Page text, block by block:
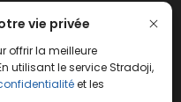
vie privée
offrir la meilleure
utilisant le service Stradoji,
et les
results or the
information contained on
publishing company
may be made of this
may result therefrom.